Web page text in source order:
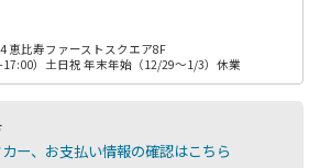
恵比寿ファーストスクエア8F
）土日祝 年末年始（12/29～1/3）休業
ー、お支払い情報の確認はこちら